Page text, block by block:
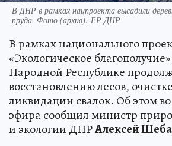
В ДНР в рамках нацпроекта высадили
пруда. Фото (архив): ЕР ДНР
В рамках национального
«Экологическое
Народной Республике
восстановлению лесов,
ликвидации свалок. Об этом
эфира сообщил министр
и экологии ДНРАлексей